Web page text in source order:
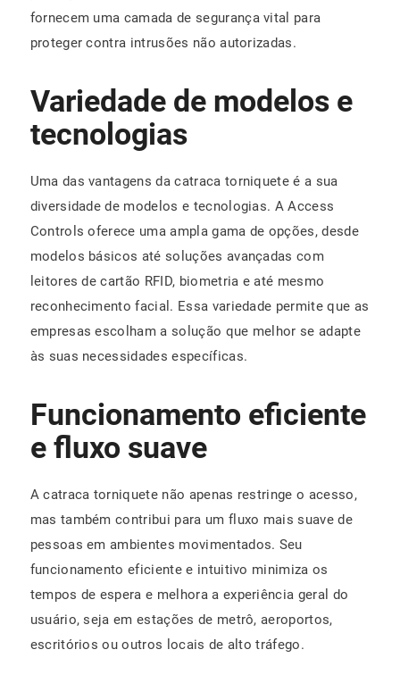
fornecem uma camada de segurança vital para
proteger contra intrusões não autorizadas.
Variedade de modelos e
tecnologias
Uma das vantagens da catraca torniquete é a sua
diversidade de modelos e tecnologias. A Access
Controls oferece uma ampla gama de opções, desde
modelos básicos até soluções avançadas com
leitores de cartão RFID, biometria e até mesmo
reconhecimento facial. Essa variedade permite que as
empresas escolham a solução que melhor se adapte
às suas necessidades específicas.
Funcionamento eficiente
e fluxo suave
A catraca torniquete não apenas restringe o acesso,
mas também contribui para um fluxo mais suave de
pessoas em ambientes movimentados. Seu
funcionamento eficiente e intuitivo minimiza os
tempos de espera e melhora a experiência geral do
usuário, seja em estações de metrô, aeroportos,
escritórios ou outros locais de alto tráfego.